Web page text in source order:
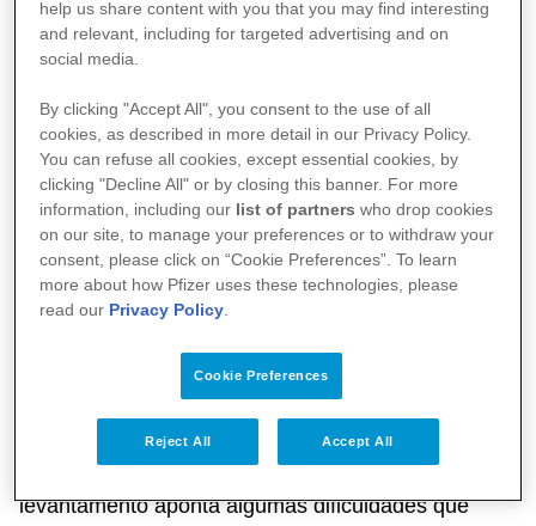
de uma pesquisa inédita realizada pelo Insituto
Ipsos, a pedido da Pfizer
2
Para traçar o cenário complexo que envolve o
serviço oferecido pelas unidades dos CRIE, foram
ouvidas todas as partes que integram esse
processo: médicos que tratam pacientes de risco,
os gestores dessas unidades e os próprios usuários
do serviço (considerando pessoas que apresentam
pelo menos uma das seguintes condições: doença
renal, ausência de baço, câncer, diabete, síndrome
de Down, HIV, transplante, doenças pulmonares
crônicas ou enfermidades reumáticas). A partir de
280 entrevistas quantitativas e 44 qualitativas, o
levantamento aponta algumas dificuldades que
help us share content with you that you may find interesting
and relevant, including for targeted advertising and on
social media.
By clicking "Accept All", you consent to the use of all
cookies, as described in more detail in our Privacy Policy.
You can refuse all cookies, except essential cookies, by
clicking "Decline All" or by closing this banner. For more
information, including our list of partners who drop cookies
on our site, to manage your preferences or to withdraw your
consent, please click on “Cookie Preferences”. To learn
more about how Pfizer uses these technologies, please
read our Privacy Policy.
Cookie Preferences
Reject All Accept All